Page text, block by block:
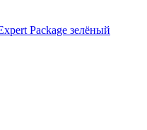
Package зелёный